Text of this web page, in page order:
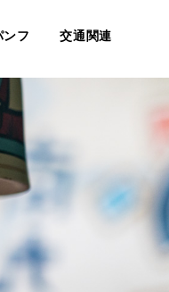
フ 交通関連